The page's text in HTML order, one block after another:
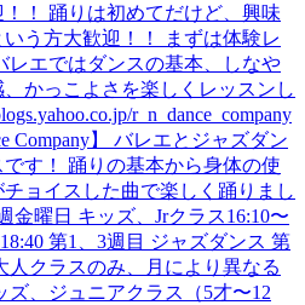
！ 踊りは初めてだけど、興味
う方大歓迎！！ まずは体験レ
レエではダンスの基本、しなや
かっこよさを楽しくレッスンし
r_n_dance_company
Company】 バレエとジャズダン
す！ 踊りの基本から身体の使
ョイスした曲で楽しく踊りまし
金曜日 キッズ、Jrクラス16:10〜
第1、3週目 ジャズダンス 第
人クラスのみ、月により異なる
ズ、ジュニアクラス（5才〜12